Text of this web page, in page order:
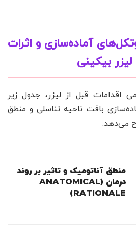
آماده‌سازی و اثرات
بیکینی
اقدامات قبل از لیزر، جدول زیر
بافت ناحیه تناسلی و منطق
می‌دهد:
منطق آناتومیک و تاثیر بر روند
درمان (ANATOMICAL
RATIONALE)